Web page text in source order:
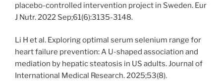
placebo-controlled intervention project in Sweden. Eur
J Nutr. 2022 Sep;61(6):3135-3148.
Li H et al. Exploring optimal serum selenium range for
heart failure prevention: A U-shaped association and
mediation by hepatic steatosis in US adults. Journal of
International Medical Research. 2025;53(8).